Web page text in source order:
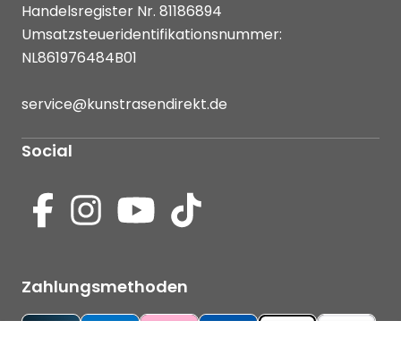
Handelsregister Nr. 81186894
Umsatzsteueridentifikationsnummer:
NL861976484B01
service@kunstrasendirekt.de
Social
Zahlungsmethoden